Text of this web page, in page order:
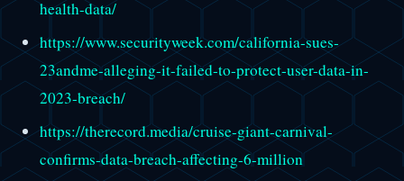
health-data/
https://www.securityweek.com/california-sues-
23andme-alleging-it-failed-to-protect-user-data-in-
2023-breach/
https://therecord.media/cruise-giant-carnival-
confirms-data-breach-affecting-6-million